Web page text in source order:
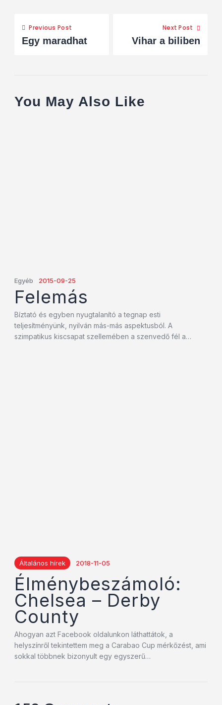
Previous Post
Egy maradhat
Next Post
Vihar a biliben
You May Also Like
Egyéb 2015-09-25
Felemás
Bíztató és egyben nyugtalanító a tegnap esti
teljesítményünk, nyilván más-más aspektusból. A
szimpatikus kiscsapat szellemében a szenvedő fél a…
Általános hírek 2018-11-05
Élménybeszámoló:
Chelsea – Derby
County
Ahogyan azt Facebook oldalunkon láthattátok, a
helyszínről tekintettem meg a Carabao Cup mérkőzést, ami
sokkal többnek bizonyult egy egyszerű…